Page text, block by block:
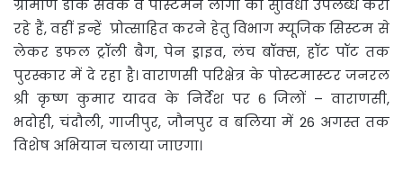
ग्रामीण डाक सेवक व पोस्टमैन लोगों को सुविधा उपलब्ध करा
रहे हैं, वहीं इन्हें प्रोत्साहित करने हेतु विभाग म्यूजिक सिस्टम से
लेकर डफल ट्रॉली बैग, पेन ड्राइव, लंच बॉक्स, हॉट पॉट तक
पुरस्कार में दे रहा है। वाराणसी परिक्षेत्र के पोस्टमास्टर जनरल
श्री कृष्ण कुमार यादव के निर्देश पर 6 जिलों – वाराणसी,
भदोही, चंदौली, गाजीपुर, जौनपुर व बलिया में 26 अगस्त तक
विशेष अभियान चलाया जाएगा।